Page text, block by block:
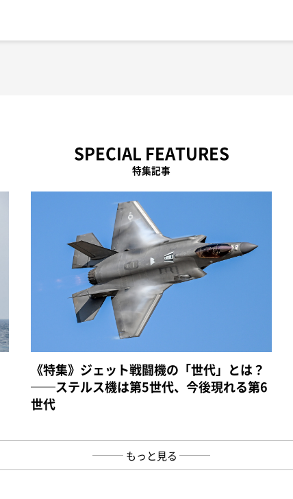
SPECIAL FEATURES
特集記事
《特集》ジェット戦闘機の「世代」とは？
──ステルス機は第5世代、今後現れる第6
世代
もっと見る